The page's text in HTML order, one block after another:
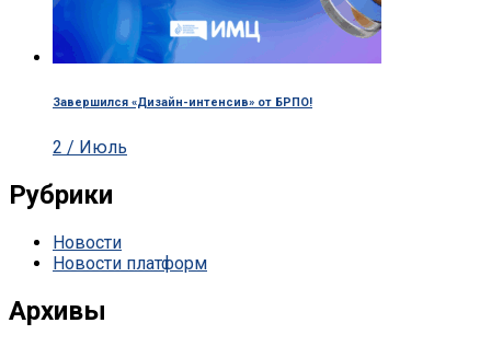
Завершился «Дизайн-интенсив» от БРПО!
2 / Июль
Рубрики
Новости
Новости платформ
Архивы